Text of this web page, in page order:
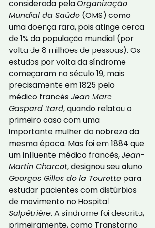
considerada pela Organização
Mundial da Saúde (OMS) como
uma doença rara, pois atinge cerca
de 1% da população mundial (por
volta de 8 milhões de pessoas). Os
estudos por volta da síndrome
começaram no século 19, mais
precisamente em 1825 pelo
médico francês Jean Marc
Gaspard Itard, quando relatou o
primeiro caso com uma
importante mulher da nobreza da
mesma época. Mas foi em 1884 que
um influente médico francês, Jean-
Martin Charcot, designou seu aluno
Georges Gilles de la Tourette para
estudar pacientes com distúrbios
de movimento no Hospital
Salpêtrière. A síndrome foi descrita,
primeiramente, como Transtorno